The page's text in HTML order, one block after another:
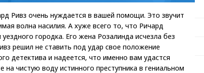
Ривз очень нуждается в вашей помощи. Это звучит
волна насилия. А хуже всего то, что Ричард
городка. Его жена Розалинда исчезла без
решил не ставить под удар свое положение
детектива и надеется, что именно вам удастся
чистую воду истинного преступника в гениальном